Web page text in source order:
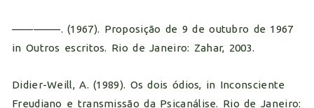
————–. (1967). Proposição de 9 de outubro de 1967
in Outros escritos. Rio de Janeiro: Zahar, 2003.
Didier-Weill, A. (1989). Os dois ódios, in Inconsciente
Freudiano e transmissão da Psicanálise. Rio de Janeiro: